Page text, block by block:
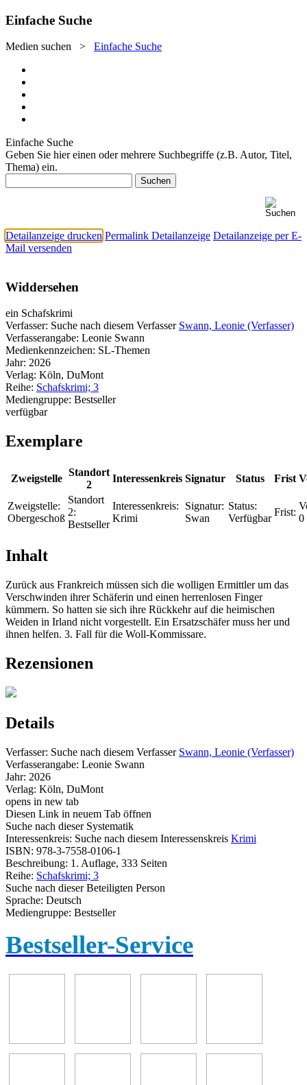
Einfache Suche
Medien suchen > Einfache Suche
Einfache Suche
Geben Sie hier einen oder mehrere Suchbegriffe (z.B. Autor, Titel,
Thema) ein.
Detailanzeige drucken Permalink Detailanzeige Detailanzeige per E-
Mail versenden
Widdersehen
ein Schafskrimi
Verfasser: Suche nach diesem Verfasser Swann, Leonie (Verfasser)
Verfasserangabe: Leonie Swann
Medienkennzeichen: SL-Themen
Jahr: 2026
Verlag: Köln, DuMont
Reihe: Schafskrimi; 3
Mediengruppe: Bestseller
verfügbar
Exemplare
Zweigstelle
Standort
2
Interessenkreis Signatur Status Frist
Zweigstelle:
Obergeschoß
Standort
2:
Bestseller
Interessenkreis:
Krimi
Signatur:
Swan
Status:
Verfügbar
Frist:
0
Inhalt
Zurück aus Frankreich müssen sich die wolligen Ermittler um das
Verschwinden ihrer Schäferin und einen herrenlosen Finger
kümmern. So hatten sie sich ihre Rückkehr auf die heimischen
Weiden in Irland nicht vorgestellt. Ein Ersatzschäfer muss her und
ihnen helfen. 3. Fall für die Woll-Kommissare.
Rezensionen
Details
Verfasser: Suche nach diesem Verfasser Swann, Leonie (Verfasser)
Verfasserangabe: Leonie Swann
Jahr: 2026
Verlag: Köln, DuMont
opens in new tab
Diesen Link in neuem Tab öffnen
Suche nach dieser Systematik
Interessenkreis: Suche nach diesem Interessenskreis Krimi
ISBN: 978-3-7558-0106-1
Beschreibung: 1. Auflage, 333 Seiten
Reihe: Schafskrimi; 3
Suche nach dieser Beteiligten Person
Sprache: Deutsch
Mediengruppe: Bestseller
Bestseller-Service